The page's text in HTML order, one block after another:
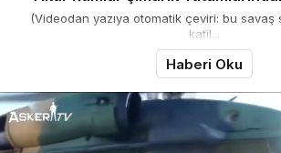
(Videodan yazıya otomatik çeviri: bu
katil...
Haberi Oku